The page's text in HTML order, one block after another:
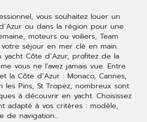
vous souhaitez louer un
ou dans la région pour une
moteurs ou voiliers, Team
séjour en mer clé en main.
yacht Côte d’Azur, profitez de la
vous ne l’avez jamais vue. Entre
la Côte d’Azur : Monaco, Cannes,
les Pins, St Tropez, nombreux sont
à découvrir en yacht. Choisissez
adapté à vos critères : modèle,
de navigation…